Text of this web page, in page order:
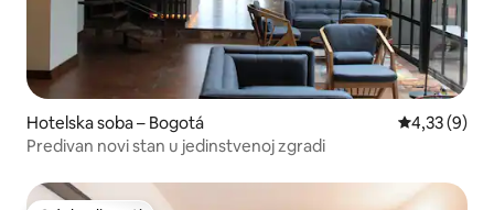
Hotelska soba – Bogotá Prosječna
4,33 (9)
Predivan novi stan u jedinstvenoj zgradi